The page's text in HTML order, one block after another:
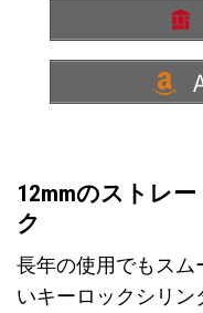
12mmのストレ
ク
長年の使用でもスム
いキーロックシリ